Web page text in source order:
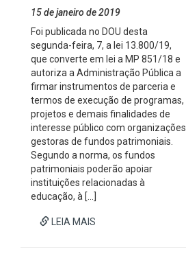
15 de janeiro de 2019
Foi publicada no DOU desta
segunda-feira, 7, a lei 13.800/19,
que converte em lei a MP 851/18 e
autoriza a Administração Pública a
firmar instrumentos de parceria e
termos de execução de programas,
projetos e demais finalidades de
interesse público com organizações
gestoras de fundos patrimoniais.
Segundo a norma, os fundos
patrimoniais poderão apoiar
instituições relacionadas à
educação, à […]
LEIA MAIS